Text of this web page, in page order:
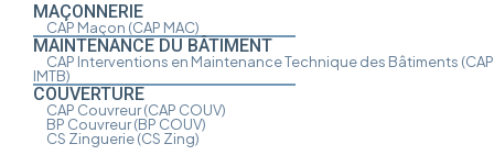
MAÇONNERIE
CAP Maçon (CAP MAC)
MAINTENANCE DU BÂTIMENT
CAP Interventions en Maintenance Technique des Bâtiments (CAP
IMTB)
COUVERTURE
CAP Couvreur(CAP COUV)
BP Couvreur(BP COUV)
CS Zinguerie(CS Zing)